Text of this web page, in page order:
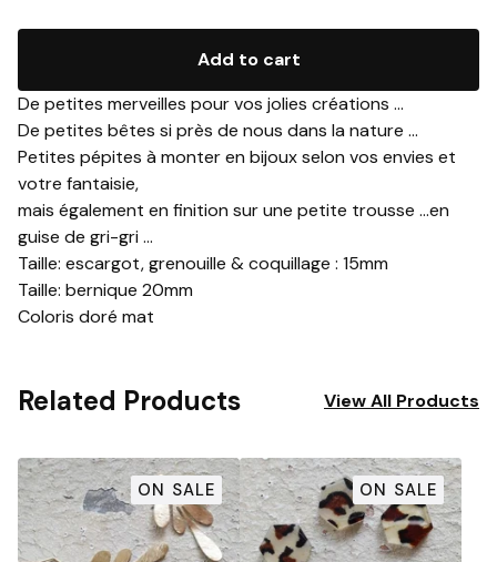
Add to cart
De petites merveilles pour vos jolies créations ...
De petites bêtes si près de nous dans la nature ...
Petites pépites à monter en bijoux selon vos envies et
votre fantaisie,
mais également en finition sur une petite trousse ...en
guise de gri-gri ...
Taille: escargot, grenouille & coquillage : 15mm
Taille: bernique 20mm
Coloris doré mat
Related Products View All Products
ON SALE ON SALE